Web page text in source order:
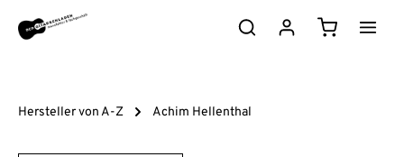
Zum Hauptinhalt springen
Hersteller von A-Z Achim Hellenthal